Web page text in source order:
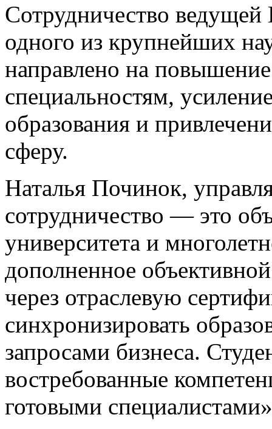
Сотрудничество
одного из крупнейших
направлено на
специальностям,
образования и
сферу.
Наталья Починок,
сотрудничество — это
университета и
дополненное
через отраслевую
синхронизировать
запросами бизнеса.
востребованные
готовыми